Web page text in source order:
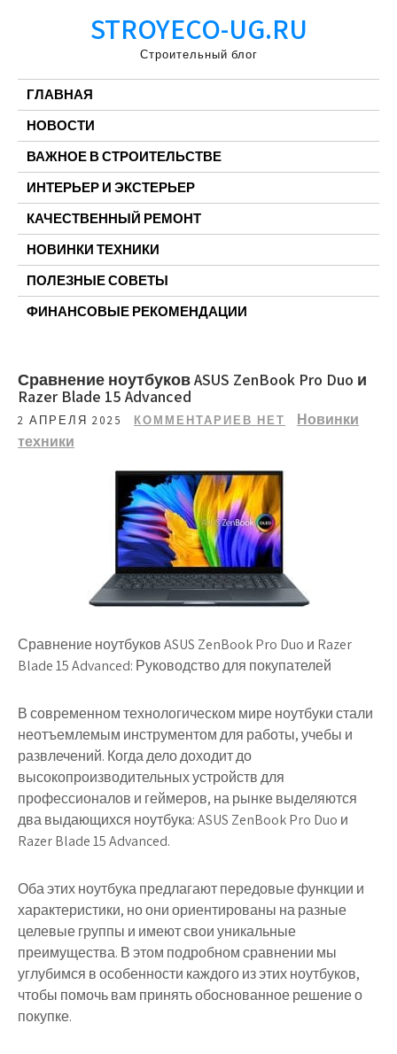
STROYECO-UG.RU
Строительный блог
ГЛАВНАЯ
НОВОСТИ
ВАЖНОЕ В СТРОИТЕЛЬСТВЕ
ИНТЕРЬЕР И ЭКСТЕРЬЕР
КАЧЕСТВЕННЫЙ РЕМОНТ
НОВИНКИ ТЕХНИКИ
ПОЛЕЗНЫЕ СОВЕТЫ
ФИНАНСОВЫЕ РЕКОМЕНДАЦИИ
Сравнение ноутбуков ASUS ZenBook Pro Duo и
Razer Blade 15 Advanced
2 АПРЕЛЯ 2025 КОММЕНТАРИЕВ НЕТ
Новинки
техники
Сравнение ноутбуков ASUS ZenBook Pro Duo и Razer
Blade 15 Advanced: Руководство для покупателей
В современном технологическом мире ноутбуки стали
неотъемлемым инструментом для работы, учебы и
развлечений. Когда дело доходит до
высокопроизводительных устройств для
профессионалов и геймеров, на рынке выделяются
два выдающихся ноутбука: ASUS ZenBook Pro Duo и
Razer Blade 15 Advanced.
Оба этих ноутбука предлагают передовые функции и
характеристики, но они ориентированы на разные
целевые группы и имеют свои уникальные
преимущества. В этом подробном сравнении мы
углубимся в особенности каждого из этих ноутбуков,
чтобы помочь вам принять обоснованное решение о
покупке.